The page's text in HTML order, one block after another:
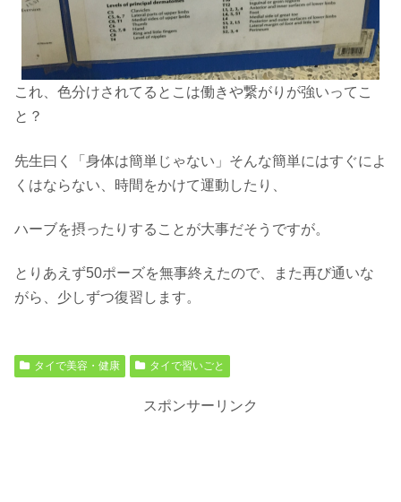
これ、色分けされてるとこは働きや繋がりが強いってこ
と？
先生曰く「身体は簡単じゃない」そんな簡単にはすぐによ
くはならない、時間をかけて運動したり、
ハーブを摂ったりすることが大事だそうですが。
とりあえず50ポーズを無事終えたので、また再び通いな
がら、少しずつ復習します。
タイで美容・健康 タイで習いごと
スポンサーリンク